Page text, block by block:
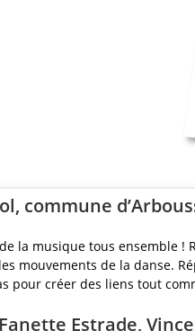
commune
la musique tous ensemble
mouvements de la danse.
pour créer des liens tout
Fanette Estrade,